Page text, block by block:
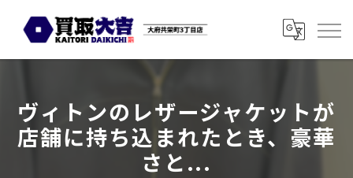
ヴィトンのレザージャケットが
店舗に持ち込まれたとき、豪華
さと...